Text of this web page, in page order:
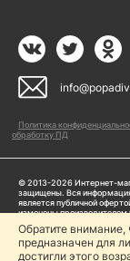
Политика
обработку ПД
© 2013-2026 Интернет-
защищены. Вся
является публичной
изменены производителем
ИП Жарук Александр
Пользуясь сайтом
прописанными в
Политике
Обратите внимание,
предназначен для
достигли этого